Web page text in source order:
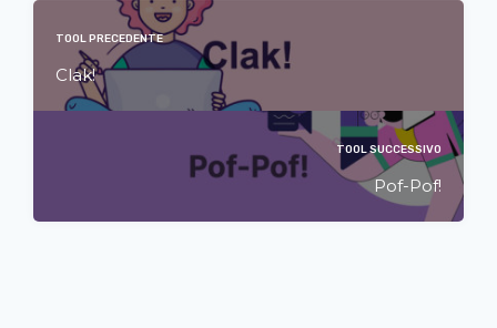
TOOL PRECEDENTE
Clak!
TOOL SUCCESSIVO
Pof-Pof!